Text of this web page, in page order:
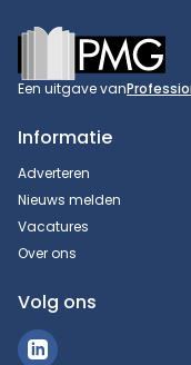
Footer
Een uitgave van
Informatie
Adverteren
Nieuws melden
Vacatures
Over ons
Volg ons